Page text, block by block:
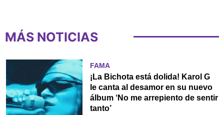
MÁS NOTICIAS
FAMA
¡La Bichota está dolida! Karol G
le canta al desamor en su nuevo
álbum ‘No me arrepiento de sentir
tanto’